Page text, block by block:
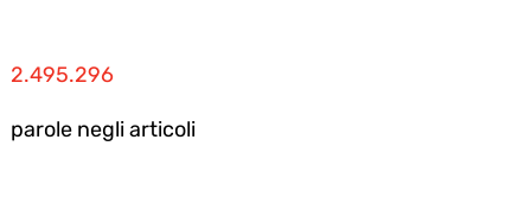
2.495.296
parole negli articoli